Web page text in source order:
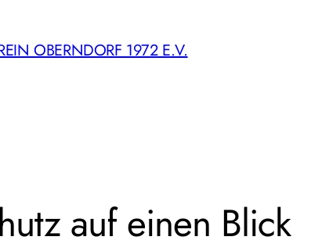
OBERNDORF 1972 E.V.
auf einen Blick